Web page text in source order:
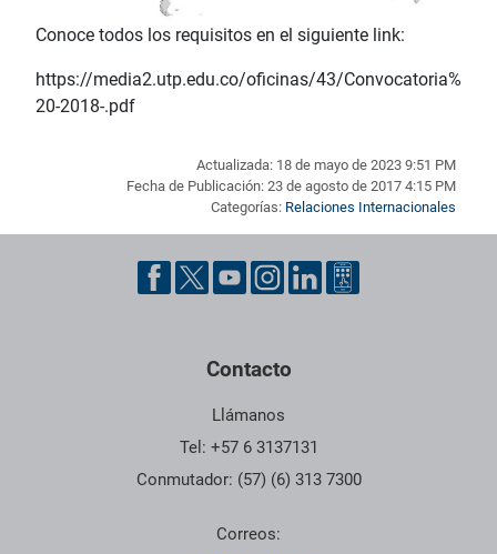
Conoce todos los requisitos en el siguiente link:
https://media2.utp.edu.co/oficinas/43/Convocatoria%
20-2018-.pdf
Actualizada: 18 de mayo de 2023 9:51 PM
Fecha de Publicación: 23 de agosto de 2017 4:15 PM
Categorías: Relaciones Internacionales
Pie de página con información de contacto, redes sociales y
Contacto
Llámanos
Tel: +57 6 3137131
Conmutador: (57) (6) 313 7300
Correos: